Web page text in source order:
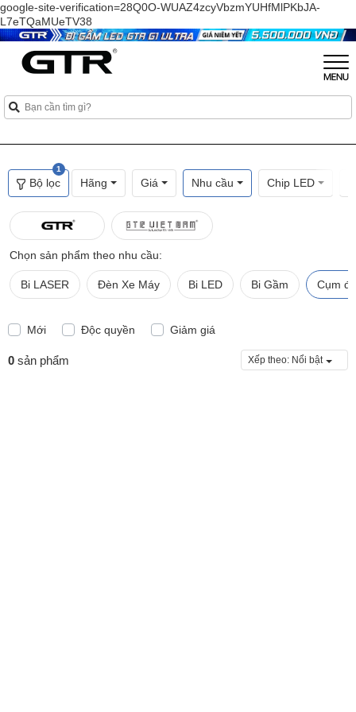
google-site-verification=28Q0O-WUAZ4zcyVbzmYUHfMlPKbJA-
L7eTQaMUeTV38
Bộ lọc
1
Hãng Giá Nhu cầu Chip LED
Chọn sản phẩm theo nhu cầu:
Bi LASER Đèn Xe Máy Bi LED Bi Gầm Cụm
Mới Độc quyền Giảm giá
0 sản phẩm Xếp theo: Nổi bật